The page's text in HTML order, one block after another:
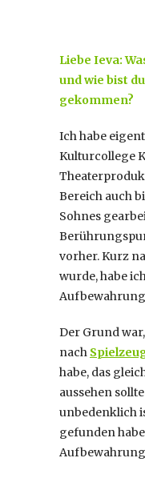
Liebe Ieva:
und wie bist
gekommen?
Ich habe
Kulturcollege
Bereich auch
Sohnes
vorher. Kurz
wurde, habe
Der Grund
nach
habe, das
aussehen
unbedenklich
gefunden